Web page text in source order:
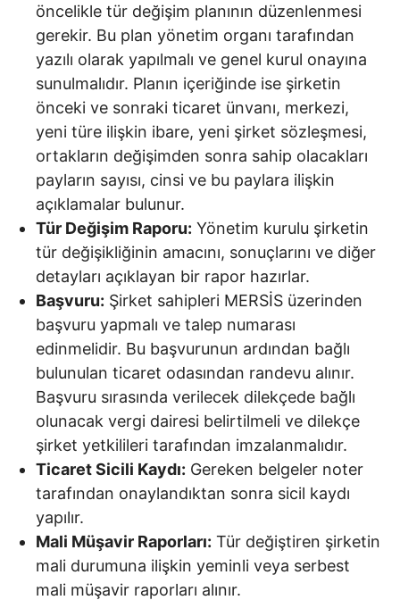
öncelikle tür değişim planının düzenlenmesi
gerekir. Bu plan yönetim organı tarafından
yazılı olarak yapılmalı ve genel kurul onayına
sunulmalıdır. Planın içeriğinde ise şirketin
önceki ve sonraki ticaret ünvanı, merkezi,
yeni türe ilişkin ibare, yeni şirket sözleşmesi,
ortakların değişimden sonra sahip olacakları
payların sayısı, cinsi ve bu paylara ilişkin
açıklamalar bulunur.
Tür Değişim Raporu: Yönetim kurulu şirketin
tür değişikliğinin amacını, sonuçlarını ve diğer
detayları açıklayan bir rapor hazırlar.
Başvuru: Şirket sahipleri MERSİS üzerinden
başvuru yapmalı ve talep numarası
edinmelidir. Bu başvurunun ardından bağlı
bulunulan ticaret odasından randevu alınır.
Başvuru sırasında verilecek dilekçede bağlı
olunacak vergi dairesi belirtilmeli ve dilekçe
şirket yetkilileri tarafından imzalanmalıdır.
Ticaret Sicili Kaydı: Gereken belgeler noter
tarafından onaylandıktan sonra sicil kaydı
yapılır.
Mali Müşavir Raporları: Tür değiştiren şirketin
mali durumuna ilişkin yeminli veya serbest
mali müşavir raporları alınır.